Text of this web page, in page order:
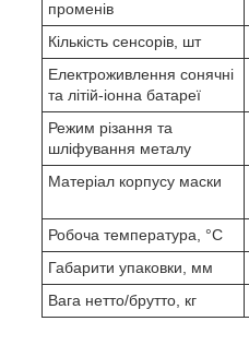
променів
Кількість сенсорів, шт
Електроживлення сонячні
та літій-іонна батареї
Режим різання та
шліфування металу
Матеріал корпусу маски
Робоча температура, °С
Габарити упаковки, мм
Вага нетто/брутто, кг